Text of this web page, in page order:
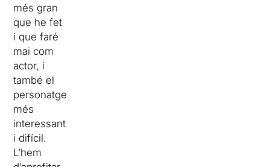
més gran
que he fet
i que faré
mai com
actor, i
també el
personatge
més
interessant
i difícil.
L’hem